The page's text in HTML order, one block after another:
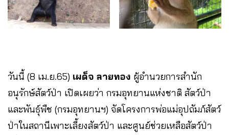
วันนี้ (8 เม.ย.65) เผด็จ ลายทอง ผู้อำนว​ยการ​สำนัก​
อนุรักษ์​สัตว์ป่า​ เปิดเผย​ว่า​ กรมอุทยานแห่งชาติ สัตว์ป่า
และพันธุ์พืช (กรมอุทยานฯ) จัดโครงการพ่อแม่อุปถัมภ์สัตว์
ป่าในสถานีเพาะเลี้ยงสัตว์ป่า และศูนย์ช่วยเหลือสัตว์ป่า